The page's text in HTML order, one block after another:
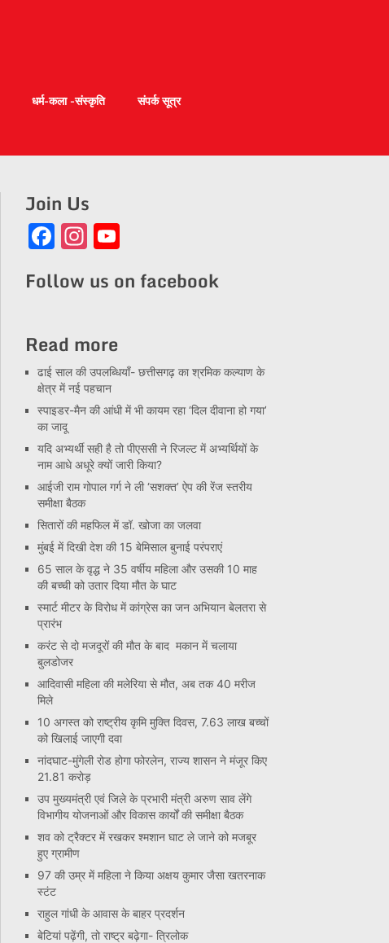
धर्म-कला -संस्कृति
संपर्क सूत्र
Join Us
Facebook
Instagram
Follow us on facebook
Read more
ढाई साल की उपलब्धियाँ- छत्तीसगढ़ का श्रमिक कल्याण के
क्षेत्र में नई पहचान
स्पाइडर-मैन की आंधी में भी कायम रहा ‘दिल दीवाना हो गया’
का जादू
यदि अभ्यर्थी सही है तो पीएससी ने रिजल्ट में अभ्यर्थियों के
नाम आधे अधूरे क्यों जारी किया?
आईजी राम गोपाल गर्ग ने ली ‘सशक्त’ ऐप की रेंज स्तरीय
समीक्षा बैठक
सितारों की महफिल में डॉ. खोजा का जलवा
मुंबई में दिखी देश की 15 बेमिसाल बुनाई परंपराएं
65 साल के वृद्ध ने 35 वर्षीय महिला और उसकी 10 माह
की बच्ची को उतार दिया मौत के घाट
स्मार्ट मीटर के विरोध में कांग्रेस का जन अभियान बेलतरा से
प्रारंभ
करंट से दो मजदूरों की मौत के बाद मकान में चलाया
बुलडोजर
आदिवासी महिला की मलेरिया से मौत, अब तक 40 मरीज
मिले
10 अगस्त को राष्ट्रीय कृमि मुक्ति दिवस, 7.63 लाख बच्चों
को खिलाई जाएगी दवा
नांदघाट-मुंगेली रोड होगा फोरलेन, राज्य शासन ने मंजूर किए
21.81 करोड़
उप मुख्यमंत्री एवं जिले के प्रभारी मंत्री अरुण साव लेंगे
विभागीय योजनाओं और विकास कार्यों की समीक्षा बैठक
शव को ट्रैक्टर में रखकर श्मशान घाट ले जाने को मजबूर
हुए ग्रामीण
97 की उम्र में महिला ने किया अक्षय कुमार जैसा खतरनाक
स्टंट
राहुल गांधी के आवास के बाहर प्रदर्शन
बेटियां पढ़ेंगी, तो राष्ट्र बढ़ेगा- त्रिलोक